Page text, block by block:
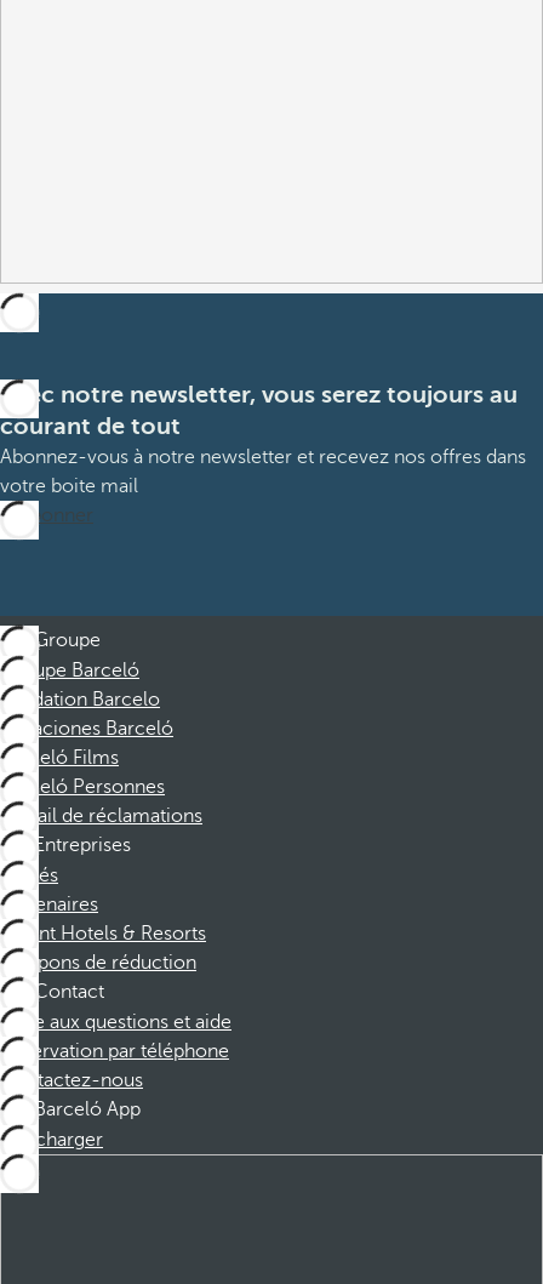
Avec notre newsletter, vous serez toujours au
courant de tout
Abonnez-vous à notre newsletter et recevez nos offres dans
votre boite mail
M’abonner
Groupe
Groupe Barceló
Fondation Barcelo
Vacaciones Barceló
Barceló Films
Barceló Personnes
Portail de réclamations
Entreprises
Affiliés
Partenaires
Dorint Hotels & Resorts
Coupons de réduction
Contact
Foire aux questions et aide
Réservation par téléphone
Contactez-nous
Barceló App
Télécharger